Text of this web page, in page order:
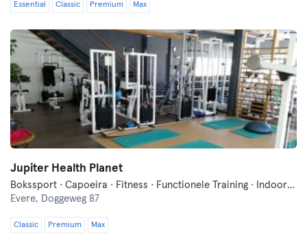
Essential Classic Premium Max
Jupiter Health Planet
Bokssport · Capoeira · Fitness · Functionele Training · Indoor Fietsen · Pilates · Qi Gong en Tai Chi · Yoga
Evere, Doggeweg 87
Classic Premium Max